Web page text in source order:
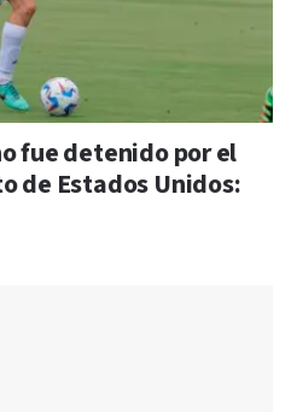
fue detenido por el
de Estados Unidos: